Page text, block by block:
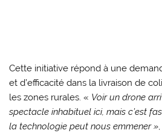
Cette initiative répond à une
et d’efficacité dans la livraison de
les zones rurales. « Voir un drone
spectacle inhabituel ici, mais c’est
la technologie peut nous emmener »